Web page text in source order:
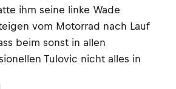
ihm seine linke Wade
vom Motorrad nach Lauf
beim sonst in allen
Tulovic nicht alles in